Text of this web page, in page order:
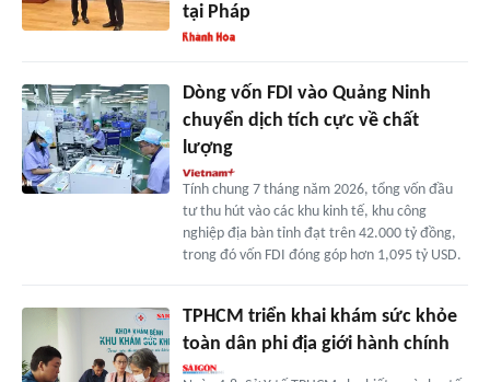
tại Pháp
Dòng vốn FDI vào Quảng Ninh
chuyển dịch tích cực về chất
lượng
Tính chung 7 tháng năm 2026, tổng vốn đầu
tư thu hút vào các khu kinh tế, khu công
nghiệp địa bàn tỉnh đạt trên 42.000 tỷ đồng,
trong đó vốn FDI đóng góp hơn 1,095 tỷ USD.
TPHCM triển khai khám sức khỏe
toàn dân phi địa giới hành chính